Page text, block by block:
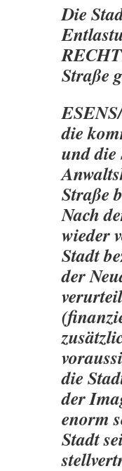
Die
Straße
die
und die
Straße
Nach
wieder
Stadt
der
die
der
enorm
Stadt